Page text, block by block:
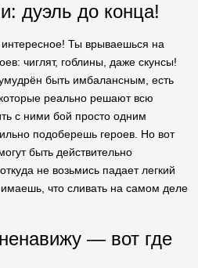
дуэль до конца!
Ты врываешься на
чиглят, гоблины, даже скунсы!
быть имбалансным, есть
реально решают всю
с ними бой просто одним
подоберешь героев. Но вот
быть действительно
не возьмись падает легкий
что сливать на самом деле
— вот где